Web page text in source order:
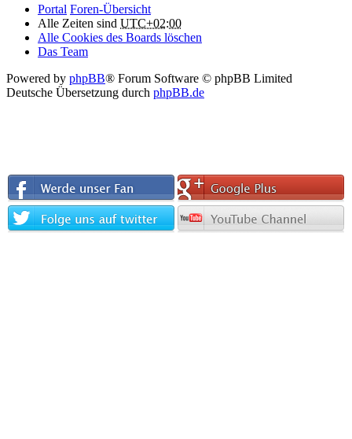
Portal Foren-Übersicht
Alle Zeiten sind UTC+02:00
Alle Cookies des Boards löschen
Das Team
Powered by phpBB® Forum Software © phpBB Limited
Deutsche Übersetzung durch phpBB.de